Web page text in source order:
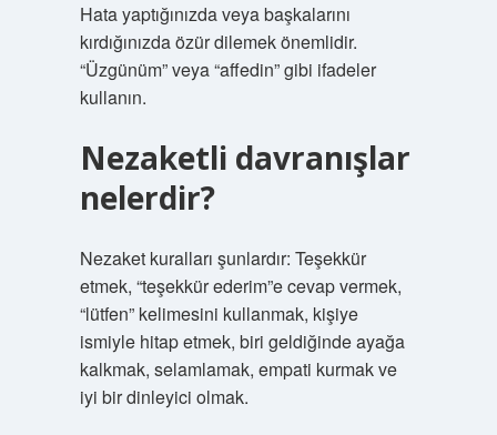
Hata yaptığınızda veya başkalarını
kırdığınızda özür dilemek önemlidir.
“Üzgünüm” veya “affedin” gibi ifadeler
kullanın.
Nezaketli davranışlar
nelerdir?
Nezaket kuralları şunlardır: Teşekkür
etmek, “teşekkür ederim”e cevap vermek,
“lütfen” kelimesini kullanmak, kişiye
ismiyle hitap etmek, biri geldiğinde ayağa
kalkmak, selamlamak, empati kurmak ve
iyi bir dinleyici olmak.